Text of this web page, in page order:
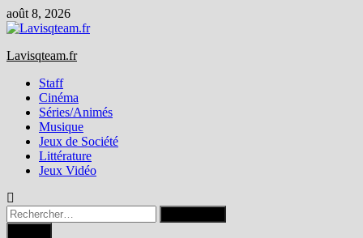
Passer
au
août 8, 2026
Lavisqteam.fr
Staff
Cinéma
Séries/Animés
Musique
Jeux de Société
Littérature
Jeux Vidéo
Rechercher :